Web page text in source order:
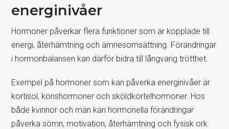
energinivåer
Hormoner påverkar flera funktioner som är kopplade till
energi, återhämtning och ämnesomsättning. Förändringar
i hormonbalansen kan därför bidra till långvarig trötthet.
Exempel på hormoner som kan påverka energinivåer är
kortisol, könshormoner och sköldkörtelhormoner. Hos
både kvinnor och män kan hormonella förändringar
påverka sömn, motivation, återhämtning och fysisk ork.